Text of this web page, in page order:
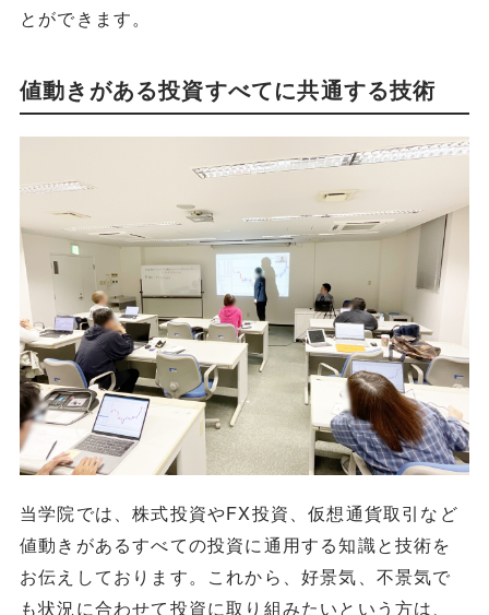
とができます。
値動きがある投資すべてに共通する技術
当学院では、株式投資やFX投資、仮想通貨取引など
値動きがあるすべての投資に通用する知識と技術を
お伝えしております。これから、好景気、不景気で
も状況に合わせて投資に取り組みたいという方は、